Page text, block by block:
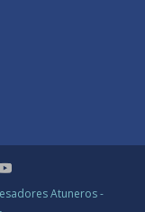
Atuneros -